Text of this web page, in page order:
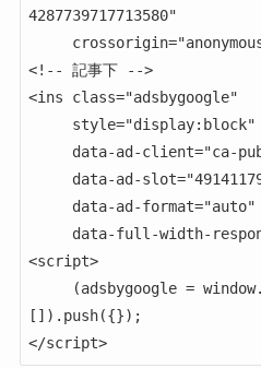
4287739717713580"
<!-- 記事下 -->
<ins class="adsbygoogle"
<script>
[]).push({});
</script>